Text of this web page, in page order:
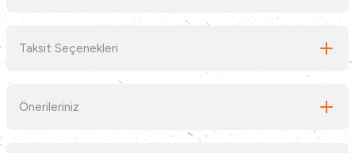
Taksit Seçenekleri
Önerileriniz